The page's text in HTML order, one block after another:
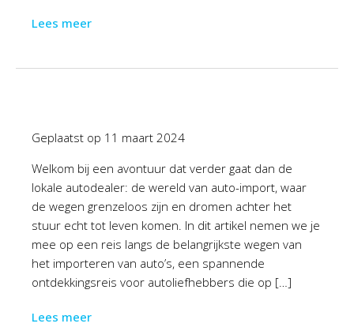
Lees meer
Geplaatst op 11 maart 2024
Welkom bij een avontuur dat verder gaat dan de
lokale autodealer: de wereld van auto-import, waar
de wegen grenzeloos zijn en dromen achter het
stuur echt tot leven komen. In dit artikel nemen we je
mee op een reis langs de belangrijkste wegen van
het importeren van auto’s, een spannende
ontdekkingsreis voor autoliefhebbers die op […]
Lees meer